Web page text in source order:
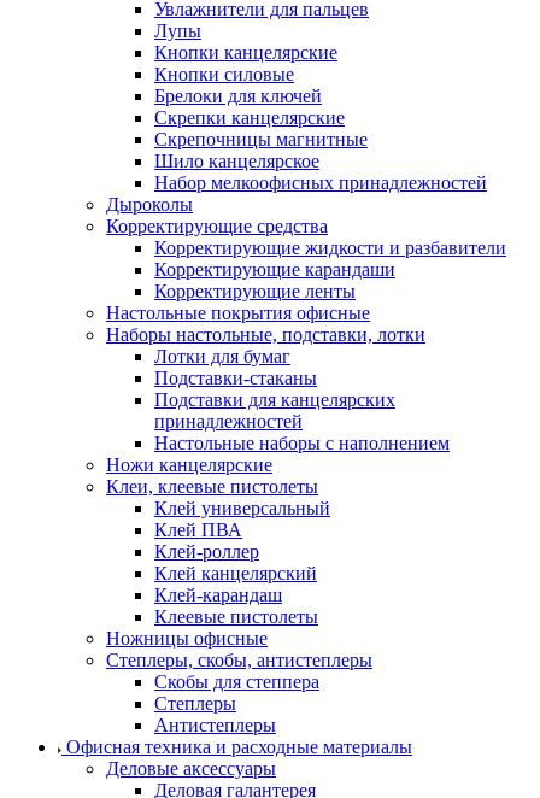
Увлажнители для пальцев
Лупы
Кнопки канцелярские
Кнопки силовые
Брелоки для ключей
Скрепки канцелярские
Скрепочницы магнитные
Шило канцелярское
Набор мелкоофисных принадлежностей
Дыроколы
Корректирующие средства
Корректирующие жидкости и разбавители
Корректирующие карандаши
Корректирующие ленты
Настольные покрытия офисные
Наборы настольные, подставки, лотки
Лотки для бумаг
Подставки-стаканы
Подставки для канцелярских
принадлежностей
Настольные наборы с наполнением
Ножи канцелярские
Клеи, клеевые пистолеты
Клей универсальный
Клей ПВА
Клей-роллер
Клей канцелярский
Клей-карандаш
Клеевые пистолеты
Ножницы офисные
Степлеры, скобы, антистеплеры
Скобы для степпера
Степлеры
Антистеплеры
Офисная техника и расходные материалы
Деловые аксессуары
Деловая галантерея